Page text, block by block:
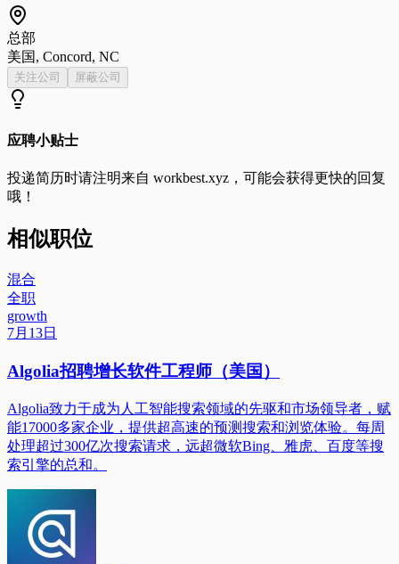
总部
美国, Concord, NC
关注公司 屏蔽公司
应聘小贴士
投递简历时请注明来自 workbest.xyz ，可能会获得更快的回复
哦！
相似职位
混合
全职
growth
7月13日
Algolia招聘增长软件工程师（美国）
Algolia致力于成为人工智能搜索领域的先驱和市场领导者，赋
能17000多家企业，提供超高速的预测搜索和浏览体验。每周
处理超过300亿次搜索请求，远超微软Bing、雅虎、百度等搜
索引擎的总和。